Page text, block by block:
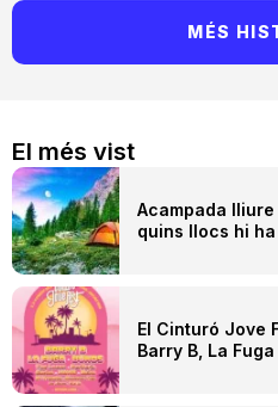
El més vist
Acampada
quins llocs hi ha
El Cinturó Jove
Barry B, La
MÉS